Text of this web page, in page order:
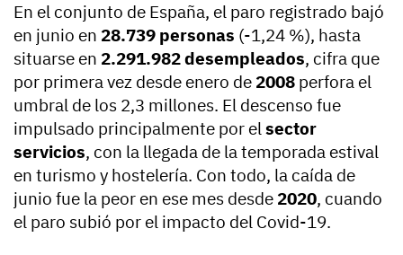
En el conjunto de España, el paro registrado bajó
en junio en 28.739 personas (-1,24 %), hasta
situarse en 2.291.982 desempleados, cifra que
por primera vez desde enero de 2008 perfora el
umbral de los 2,3 millones. El descenso fue
impulsado principalmente por elsector
servicios, con la llegada de la temporada estival
en turismo y hostelería. Con todo, la caída de
junio fue la peor en ese mes desde 2020, cuando
el paro subió por el impacto del Covid-19.